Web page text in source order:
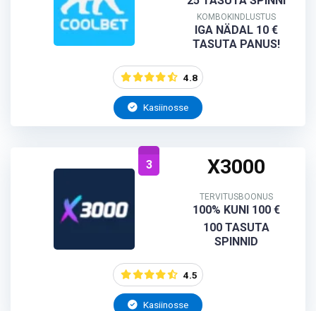
KOMBOKINDLUSTUS
IGA NÄDAL 10 €
TASUTA PANUS!
4.8
Kasiinosse
3 X3000
TERVITUSBOONUS
100% KUNI 100 €
100 TASUTA
SPINNID
4.5
Kasiinosse